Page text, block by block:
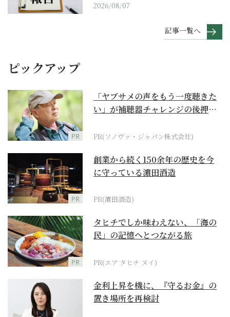
2026/08/07
記事一覧へ
ピックアップ
PR
「ヤブサメの声をもう一度聴きた
い」が補聴器チャレンジの後押し
PR(ソノヴァ・ジャパン株式会社)
PR
創業から続く150余年の歴史を今
に守っている濵田酒造
PR(濵田酒造)
PR
タヒチでしか味わえない、「海の
民」の記憶へとつながる旅
PR(エア タヒチ ヌイ)
金利上昇を機に、『守るお金』の
置き場所を再検討